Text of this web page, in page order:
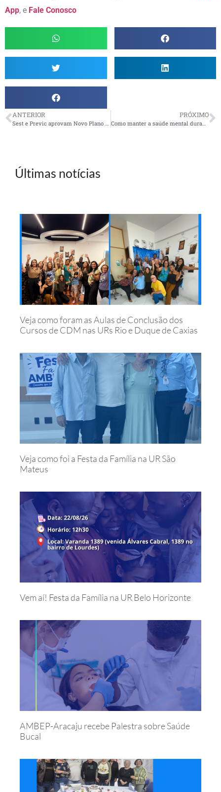
App, e Fale Conosco
ANTERIOR PRÓXIMO
Como manter a saúde mental durante a quarentena
Últimas notícias
Veja como foram as Aulas de Conclusão dos
Cursos de CDM nas URs Rio e Duque de Caxias
Veja como foi a Festa da Família na UR São
Mateus
Vem aí! Festa da Família na UR Belo Horizonte
AMBEP-Aracaju recebe Palestra sobre Saúde
Bucal